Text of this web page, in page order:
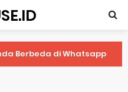
Berbeda di Whatsapp